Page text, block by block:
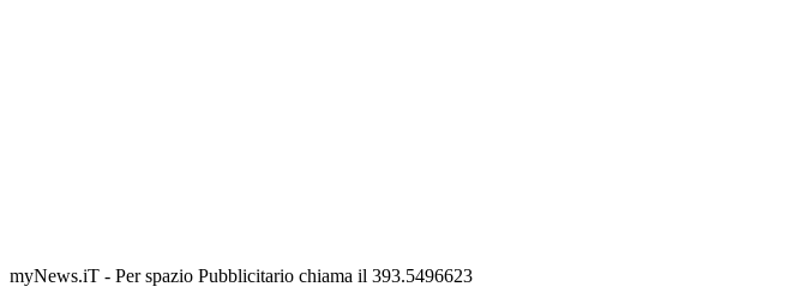
myNews.iT - Per spazio Pubblicitario chiama il 393.5496623